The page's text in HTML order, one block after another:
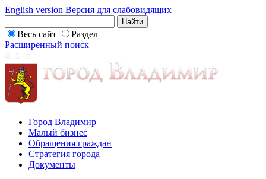
English version Версия для слабовидящих
Весь сайт
Раздел
Расширенный поиск
Город Владимир
Малый бизнес
Обращения граждан
Стратегия города
Документы